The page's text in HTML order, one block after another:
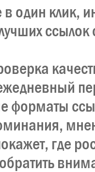
один клик,
ссылок
форматы
где